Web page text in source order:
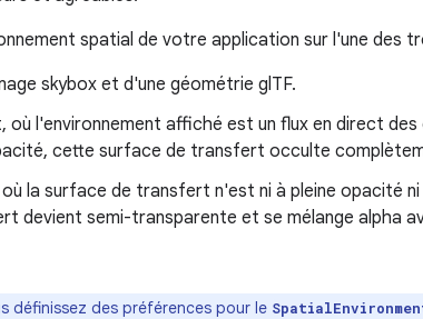
spatial de votre application sur l'une des
skybox et d'une géométrie glTF.
l'environnement affiché est un flux en direct
cette surface de transfert occulte
la surface de transfert n'est ni à pleine opacité
devient semi-transparente et se mélange alpha
définissez des préférences pour le